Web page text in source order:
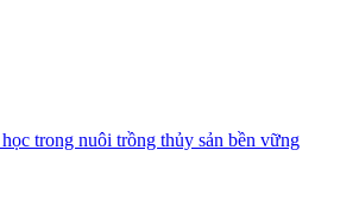
trong nuôi trồng thủy sản bền vững